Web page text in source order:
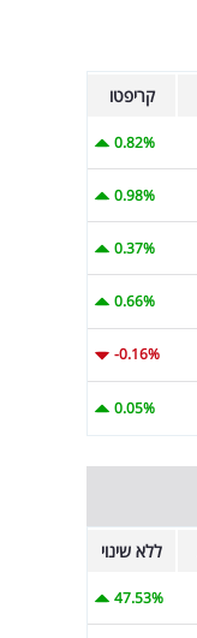
קריפטו
0.82%
0.98%
0.37%
0.66%
-0.16%
0.05%
ללא שינוי
47.53%